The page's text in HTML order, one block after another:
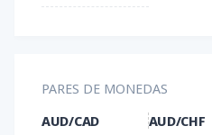
PARES DE MONEDAS
AUD/CAD
AUD/CHF